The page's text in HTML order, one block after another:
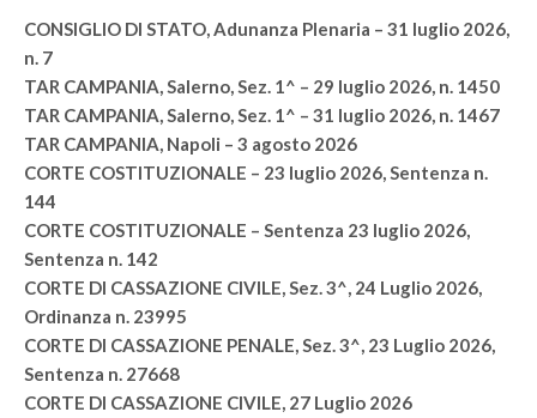
CONSIGLIO DI STATO, Adunanza Plenaria – 31 luglio 2026,
n. 7
TAR CAMPANIA, Salerno, Sez. 1^ – 29 luglio 2026, n. 1450
TAR CAMPANIA, Salerno, Sez. 1^ – 31 luglio 2026, n. 1467
TAR CAMPANIA, Napoli – 3 agosto 2026
CORTE COSTITUZIONALE – 23 luglio 2026, Sentenza n.
144
CORTE COSTITUZIONALE – Sentenza 23 luglio 2026,
Sentenza n. 142
CORTE DI CASSAZIONE CIVILE, Sez. 3^, 24 Luglio 2026,
Ordinanza n. 23995
CORTE DI CASSAZIONE PENALE, Sez. 3^, 23 Luglio 2026,
Sentenza n. 27668
CORTE DI CASSAZIONE CIVILE, 27 Luglio 2026